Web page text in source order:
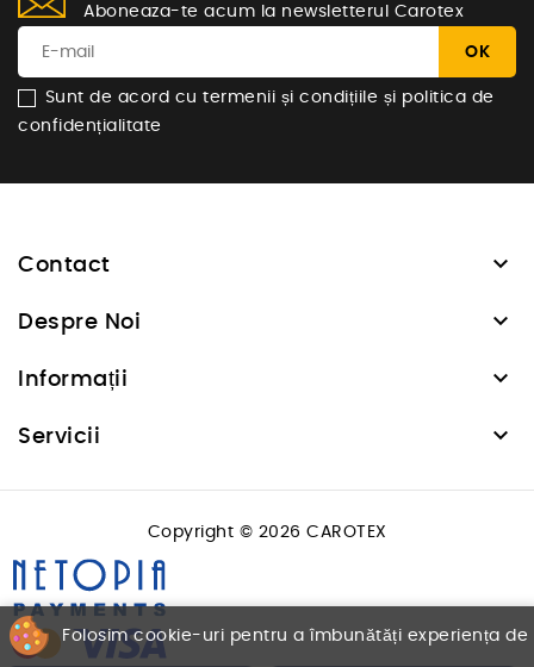
Aboneaza-te acum la newsletterul Carotex
Sunt de acord cu termenii și condițiile și politica de
confidențialitate
Contact 
Despre Noi 
Informații 
Servicii 
Folosim cookie-uri pentru a îmbunătăți experiența de
Copyright © 2026 CAROTEX